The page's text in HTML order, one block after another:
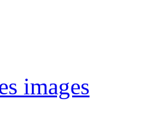
images